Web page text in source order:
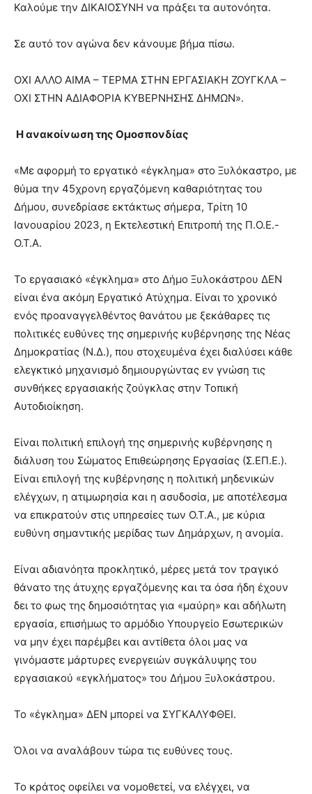
Καλούμε την ΔΙΚΑΙΟΣΥΝΗ να πράξει τα αυτονόητα.
Σε αυτό τον αγώνα δεν κάνουμε βήμα πίσω.
ΟΧΙ ΑΛΛΟ ΑΙΜΑ – ΤΕΡΜΑ ΣΤΗΝ ΕΡΓΑΣΙΑΚΗ ΖΟΥΓΚΛΑ –
ΟΧΙ ΣΤΗΝ ΑΔΙΑΦΟΡΙΑ ΚΥΒΕΡΝΗΣΗΣ ΔΗΜΩΝ».
Η ανακοίνωση της Ομοσπονδίας
«Με αφορμή το εργατικό «έγκλημα» στο Ξυλόκαστρο, με
θύμα την 45χρονη εργαζόμενη καθαριότητας του
Δήμου, συνεδρίασε εκτάκτως σήμερα, Τρίτη 10
Ιανουαρίου 2023, η Εκτελεστική Επιτροπή της Π.Ο.Ε.-
Ο.Τ.Α.
Το εργασιακό «έγκλημα» στο Δήμο Ξυλοκάστρου ΔΕΝ
είναι ένα ακόμη Εργατικό Ατύχημα. Είναι το χρονικό
ενός προαναγγελθέντος θανάτου με ξεκάθαρες τις
πολιτικές ευθύνες της σημερινής κυβέρνησης της Νέας
Δημοκρατίας (Ν.Δ.), που στοχευμένα έχει διαλύσει κάθε
ελεγκτικό μηχανισμό δημιουργώντας εν γνώση τις
συνθήκες εργασιακής ζούγκλας στην Τοπική
Αυτοδιοίκηση.
Είναι πολιτική επιλογή της σημερινής κυβέρνησης η
διάλυση του Σώματος Επιθεώρησης Εργασίας (Σ.ΕΠ.Ε.).
Είναι επιλογή της κυβέρνησης η πολιτική μηδενικών
ελέγχων, η ατιμωρησία και η ασυδοσία, με αποτέλεσμα
να επικρατούν στις υπηρεσίες των Ο.Τ.Α., με κύρια
ευθύνη σημαντικής μερίδας των Δημάρχων, η ανομία.
Είναι αδιανόητα προκλητικό, μέρες μετά τον τραγικό
θάνατο της άτυχης εργαζόμενης και τα όσα ήδη έχουν
δει το φως της δημοσιότητας για «μαύρη» και αδήλωτη
εργασία, επισήμως το αρμόδιο Υπουργείο Εσωτερικών
να μην έχει παρέμβει και αντίθετα όλοι μας να
γινόμαστε μάρτυρες ενεργειών συγκάλυψης του
εργασιακού «εγκλήματος» του Δήμου Ξυλοκάστρου.
Το «έγκλημα» ΔΕΝ μπορεί να ΣΥΓΚΑΛΥΦΘΕΙ.
Όλοι να αναλάβουν τώρα τις ευθύνες τους.
Το κράτος οφείλει να νομοθετεί, να ελέγχει, να